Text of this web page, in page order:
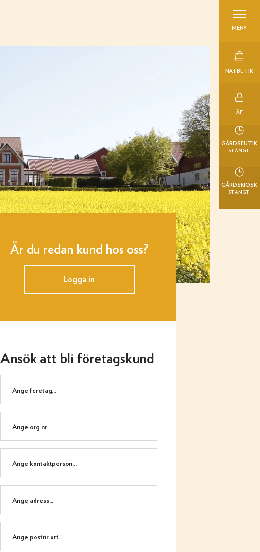
MENY
NÄTBUTIK
ÅF
GÅRDSBUTIK
STÄNGT
GÅRDSKIOSK
STÄNGT
Är du redan kund hos oss?
Logga in
Ansök att bli företagskund